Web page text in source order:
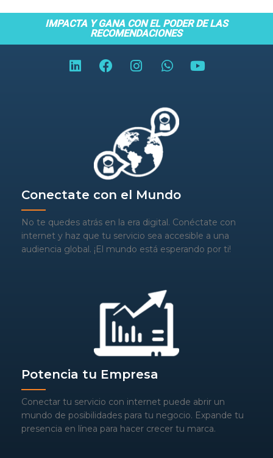
IMPACTA Y GANA CON EL PODER DE LAS
RECOMENDACIONES
Conectate con el Mundo
No te quedes atrás en la era digital. Conéctate con
internet y haz que tu servicio sea accesible a una
audiencia global. ¡El mundo está esperando por ti!
Potencia tu Empresa
Conectar tu servicio con internet puede abrir un
mundo de posibilidades para tu negocio. Expande tu
presencia en línea para hacer crecer tu marca.